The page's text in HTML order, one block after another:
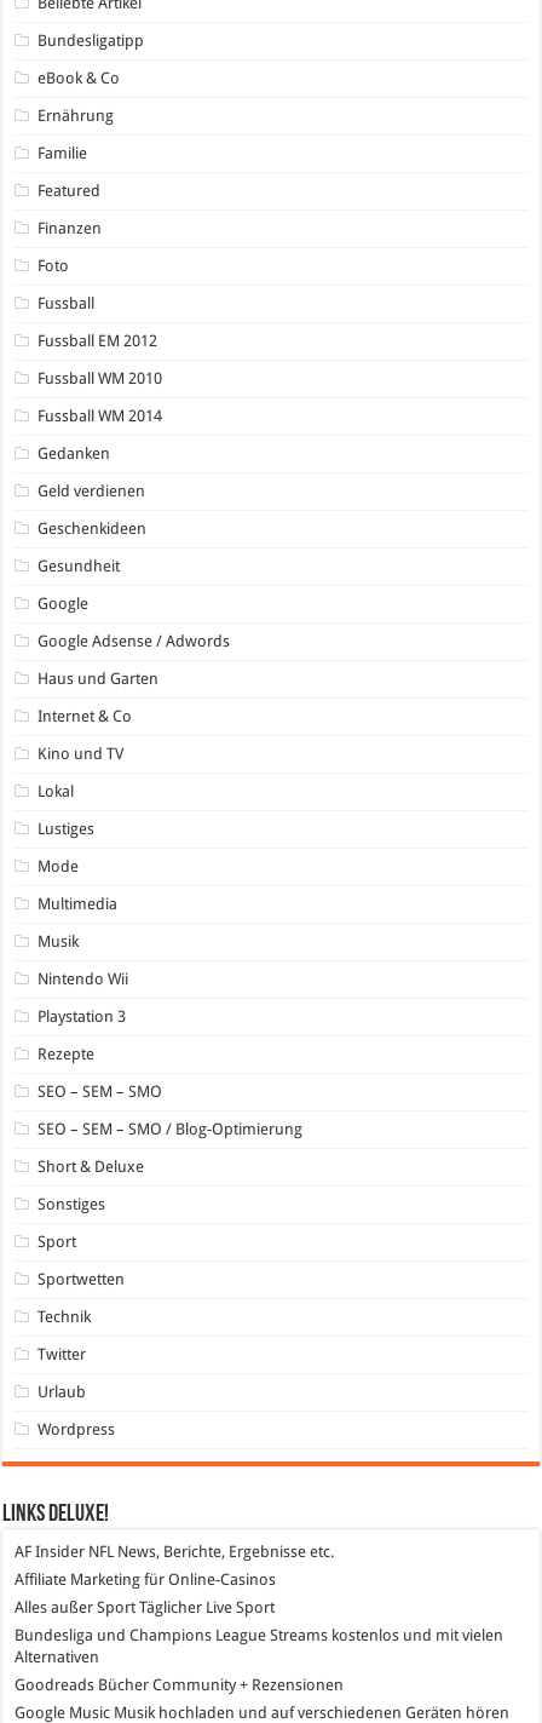
Bundesligatipp
eBook & Co
Ernährung
Familie
Featured
Finanzen
Foto
Fussball
Fussball EM 2012
Fussball WM 2010
Fussball WM 2014
Gedanken
Geld verdienen
Geschenkideen
Gesundheit
Google
Google Adsense / Adwords
Haus und Garten
Internet & Co
Kino und TV
Lokal
Lustiges
Mode
Multimedia
Musik
Nintendo Wii
Playstation 3
Rezepte
SEO – SEM – SMO
SEO – SEM – SMO / Blog-Optimierung
Short & Deluxe
Sonstiges
Sport
Sportwetten
Technik
Twitter
Urlaub
Wordpress
Links DeLuXe!
AF Insider NFL News, Berichte, Ergebnisse etc.
Affiliate Marketing für Online-Casinos
Alles außer SportTäglicher Live Sport
Bundesliga und Champions League Streams kostenlos und mit vielen
Alternativen
Goodreads Bücher Community + Rezensionen
Google Music Musik hochladen und auf verschiedenen Geräten hören